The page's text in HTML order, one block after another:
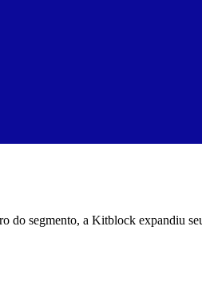
segmento, a Kitblock expandiu